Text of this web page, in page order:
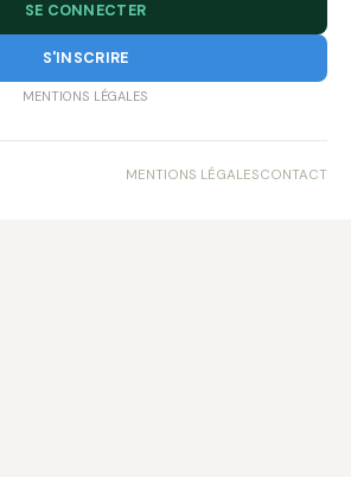
SE CONNECTER
S'INSCRIRE
MENTIONS LÉGALES
MENTIONS LÉGALESCONTACT